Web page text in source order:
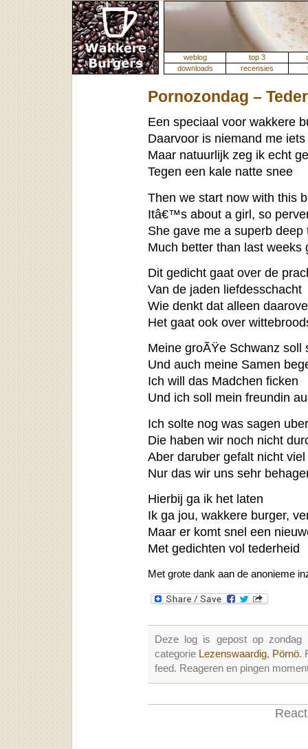
weblog top 3
downloads
recensies
Pornozondag –
Een speciaal voor wakkere
Daarvoor is niemand me
Maar natuurlijk zeg ik echt
Tegen een kale natte snee
Then we start now with this
Itâ€™s about a girl, so
She gave me a superb deep
Much better than last weeks
Dit gedicht gaat over de
Van de jaden liefdesschacht
Wie denkt dat alleen
Het gaat ook over
Meine groÃŸe Schwanz soll
Und auch meine Samen
Ich will das Madchen ficken
Und ich soll mein freundin
Ich solte nog was sagen
Die haben wir noch nicht
Aber daruber gefalt nicht
Nur das wir uns sehr
Hierbij ga ik het laten
Ik ga jou, wakkere burger,
Maar er komt snel een
Met gedichten vol tederheid
Met grote dank aan de anonieme
Deze log is gepost op
categorie Lezenswaardig, Pörnö.
feed. Reageren en pingen